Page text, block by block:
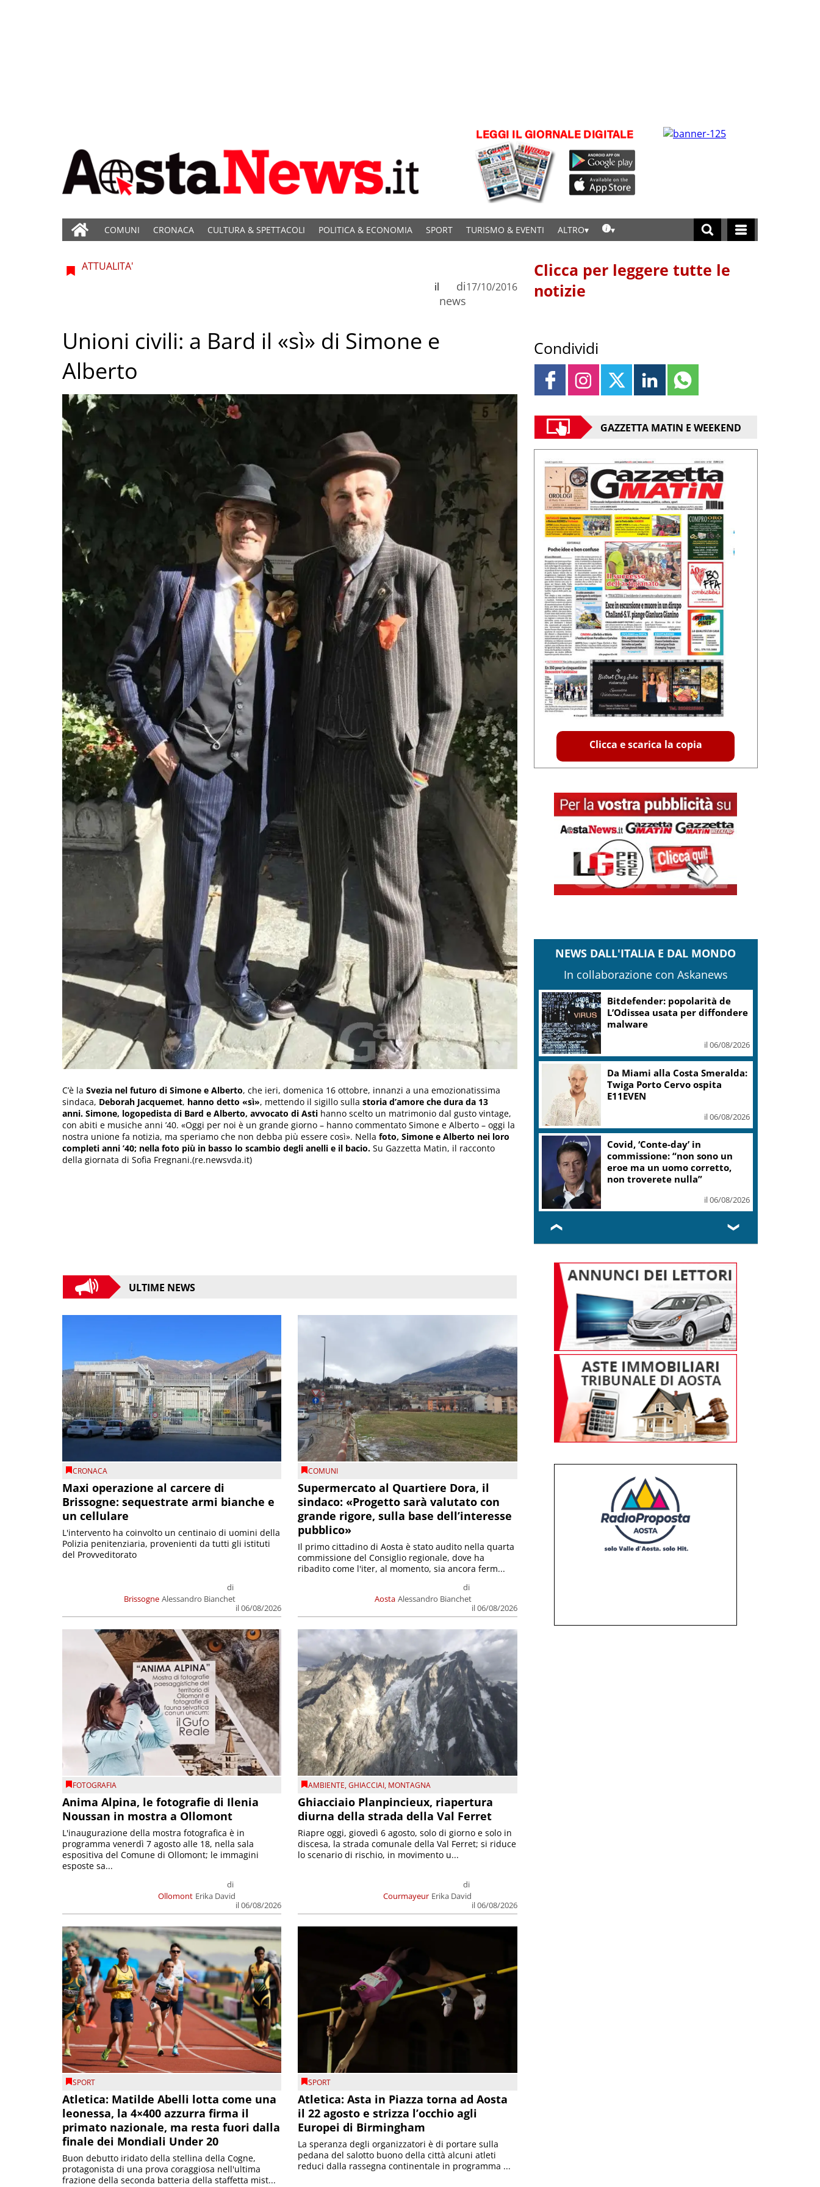
COMUNI CRONACA CULTURA & SPETTACOLI POLITICA & ECONOMIA SPORT TURISMO & EVENTI ALTRO
ATTUALITA'
di
news
il 17/10/2016
Unioni civili: a Bard il «sì» di Simone e
Alberto
C’è la Svezia nel futuro di Simone e Alberto, che ieri, domenica 16 ottobre, innanzi a una emozionatissima
sindaca, Deborah Jacquemet, hanno detto «sì», mettendo il sigillo sulla storia d’amore che dura da 13
anni. Simone, logopedista di Bard e Alberto, avvocato di Asti hanno scelto un matrimonio dal gusto vintage,
con abiti e musiche anni ’40. «Oggi per noi è un grande giorno – hanno commentato Simone e Alberto – oggi la
nostra unione fa notizia, ma speriamo che non debba più essere così». Nella foto, Simone e Alberto nei loro
completi anni ’40; nella foto più in basso lo scambio degli anelli e il bacio. Su Gazzetta Matin, il racconto
della giornata di Sofia Fregnani.(re.newsvda.it)
ULTIME NEWS
CRONACA
Maxi operazione al carcere di
Brissogne: sequestrate armi bianche e
un cellulare
Brissogne
di
Alessandro Bianchet
il 06/08/2026
L'intervento ha coinvolto un centinaio di uomini della
Polizia penitenziaria, provenienti da tutti gli istituti
del Provveditorato
COMUNI
Supermercato al Quartiere Dora, il
sindaco: «Progetto sarà valutato con
grande rigore, sulla base dell’interesse
pubblico»
Aosta
di
Alessandro Bianchet
il 06/08/2026
Il primo cittadino di Aosta è stato audito nella quarta
commissione del Consiglio regionale, dove ha
ribadito come l'iter, al momento, sia ancora ferm...
FOTOGRAFIA
Anima Alpina, le fotografie di Ilenia
Noussan in mostra a Ollomont
Ollomont
di
Erika David
il 06/08/2026
L'inaugurazione della mostra fotografica è in
programma venerdì 7 agosto alle 18, nella sala
espositiva del Comune di Ollomont; le immagini
esposte sa...
AMBIENTE,GHIACCIAI, MONTAGNA
Ghiacciaio Planpincieux, riapertura
diurna della strada della Val Ferret
Courmayeur
di
Erika David
il 06/08/2026
Riapre oggi, giovedì 6 agosto, solo di giorno e solo in
discesa, la strada comunale della Val Ferret; si riduce
lo scenario di rischio, in movimento u...
SPORT
Atletica: Matilde Abelli lotta come una
leonessa, la 4×400 azzurra firma il
primato nazionale, ma resta fuori dalla
finale dei Mondiali Under 20
Buon debutto iridato della stellina della Cogne,
protagonista di una prova coraggiosa nell'ultima
frazione della seconda batteria della staffetta mist...
SPORT
Atletica: Asta in Piazza torna ad Aosta
il 22 agosto e strizza l’occhio agli
Europei di Birmingham
La speranza degli organizzatori è di portare sulla
pedana del salotto buono della città alcuni atleti
reduci dalla rassegna continentale in programma ...
Clicca per leggere tutte le
notizie
Condividi
GAZZETTA MATIN E WEEKEND
Clicca e scarica la copia
NEWS DALL'ITALIA E DAL MONDO
In collaborazione con Askanews
Guccini, Meloni: l’ho amato e
mi ha formato, continuerò a
cantarlo
il 06/08/2026
Sogin: in 2025 utile balza oltre
2,5 mln, decommissioning al
47,7%
il 06/08/2026
“Una notte di Casanova” di
Migliorini chiude Festival
teatro Volterra
il 06/08/2026
❮ ❯